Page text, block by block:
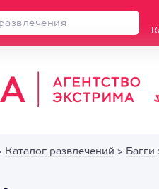
Каталог развлечений > Багги